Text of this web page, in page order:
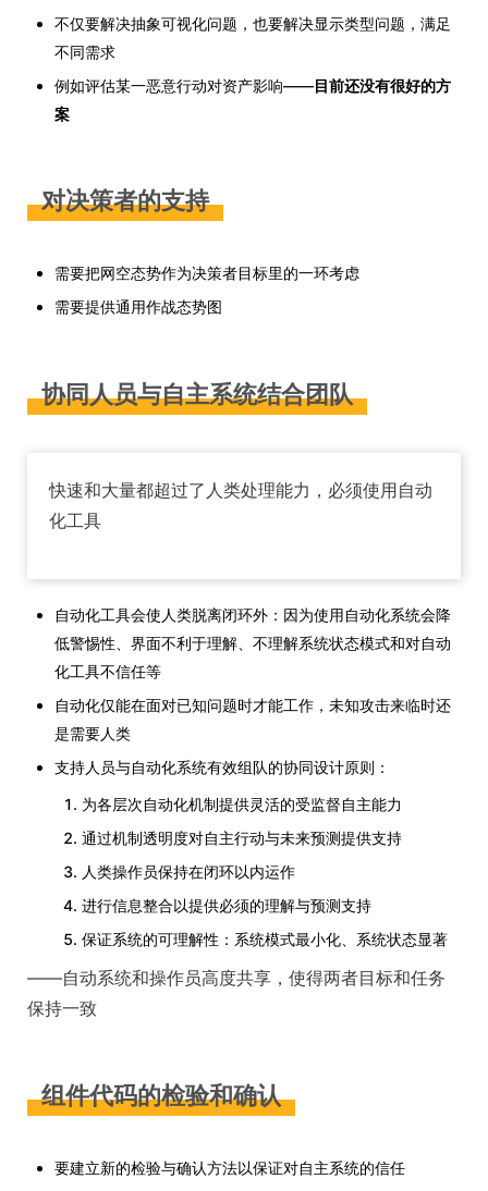
不仅要解决抽象可视化问题，也要解决显示类型问题，满足
不同需求
例如评估某一恶意行动对资产影响——目前还没有很好的方
案
对决策者的支持
需要把网空态势作为决策者目标里的一环考虑
需要提供通用作战态势图
协同人员与自主系统结合团队
快速和大量都超过了人类处理能力，必须使用自动
化工具
自动化工具会使人类脱离闭环外：因为使用自动化系统会降
低警惕性、界面不利于理解、不理解系统状态模式和对自动
化工具不信任等
自动化仅能在面对已知问题时才能工作，未知攻击来临时还
是需要人类
支持人员与自动化系统有效组队的协同设计原则：
为各层次自动化机制提供灵活的受监督自主能力
通过机制透明度对自主行动与未来预测提供支持
人类操作员保持在闭环以内运作
进行信息整合以提供必须的理解与预测支持
保证系统的可理解性：系统模式最小化、系统状态显著
——自动系统和操作员高度共享，使得两者目标和任务
保持一致
组件代码的检验和确认
要建立新的检验与确认方法以保证对自主系统的信任